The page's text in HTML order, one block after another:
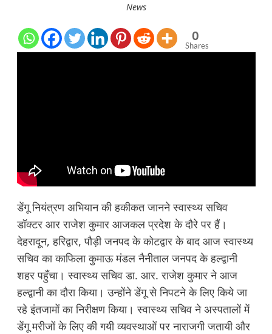
News
0
Shares
डेंगू नियंत्रण अभियान की हकीकत जानने स्वास्थ्य सचिव
डॉक्टर आर राजेश कुमार आजकल प्रदेश के दौरे पर हैं।
देहरादून, हरिद्वार, पौड़ी जनपद के कोटद्वार के बाद आज स्वास्थ्य
सचिव का काफिला कुमाऊ मंडल नैनीताल जनपद के हल्द्वानी
शहर पहुँचा। स्वास्थ्य सचिव डा. आर. राजेश कुमार ने आज
हल्द्वानी का दौरा किया। उन्होंने डेंगू से निपटने के लिए किये जा
रहे इंतजामों का निरीक्षण किया। स्वास्थ्य सचिव ने अस्पतालों में
डेंगू मरीजों के लिए की गयी व्यवस्थाओं पर नाराजगी जतायी और